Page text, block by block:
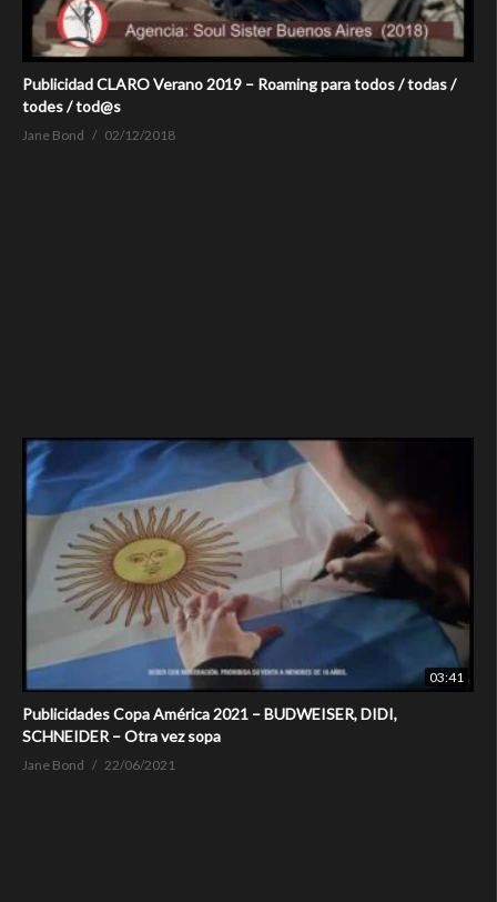
Publicidad CLARO Verano 2019 – Roaming para todos / todas /
todes / tod@s
Jane Bond 02/12/2018
03:41
Publicidades Copa América 2021 – BUDWEISER, DIDI,
SCHNEIDER – Otra vez sopa
Jane Bond 22/06/2021